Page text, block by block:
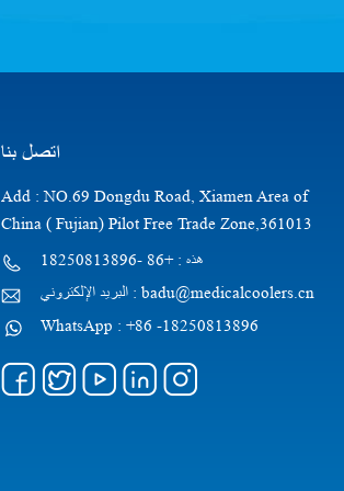
اتصل بنا
Add : NO.69 Dongdu Road, Xiamen Area of
China ( Fujian) Pilot Free Trade Zone,361013
هذه : +86 -18250813896
البريد الإلكتروني : badu@medicalcoolers.cn
WhatsApp : +86 -18250813896